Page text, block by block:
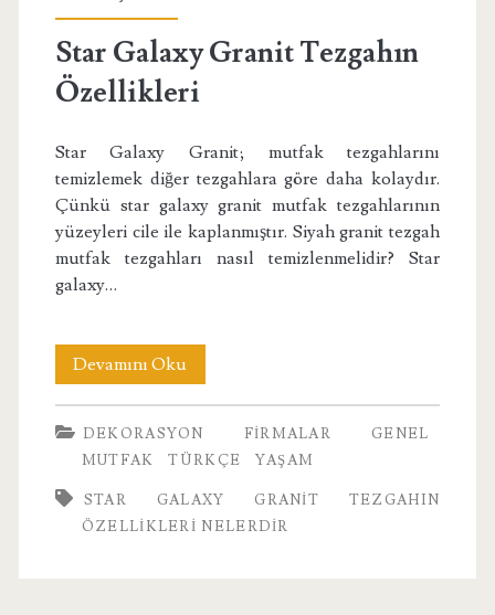
Özellikleri
Nelerdir</span>
Star Galaxy Granit Tezgahın
Özellikleri
Star Galaxy Granit; mutfak tezgahlarını
temizlemek diğer tezgahlara göre daha kolaydır.
Çünkü star galaxy granit mutfak tezgahlarının
yüzeyleri cile ile kaplanmıştır. Siyah granit tezgah
mutfak tezgahları nasıl temizlenmelidir? Star
galaxy…
Devamını OkuStar
Galaxy
Granit
Özellikleri
DEKORASYON FIRMALAR
GENEL
MUTFAK
TÜRKÇE YAŞAM
STAR GALAXY GRANIT TEZGAHIN
ÖZELLIKLERI NELERDIR